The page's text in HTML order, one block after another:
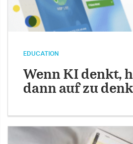
EDUCATION
Wenn KI denkt,
dann auf zu